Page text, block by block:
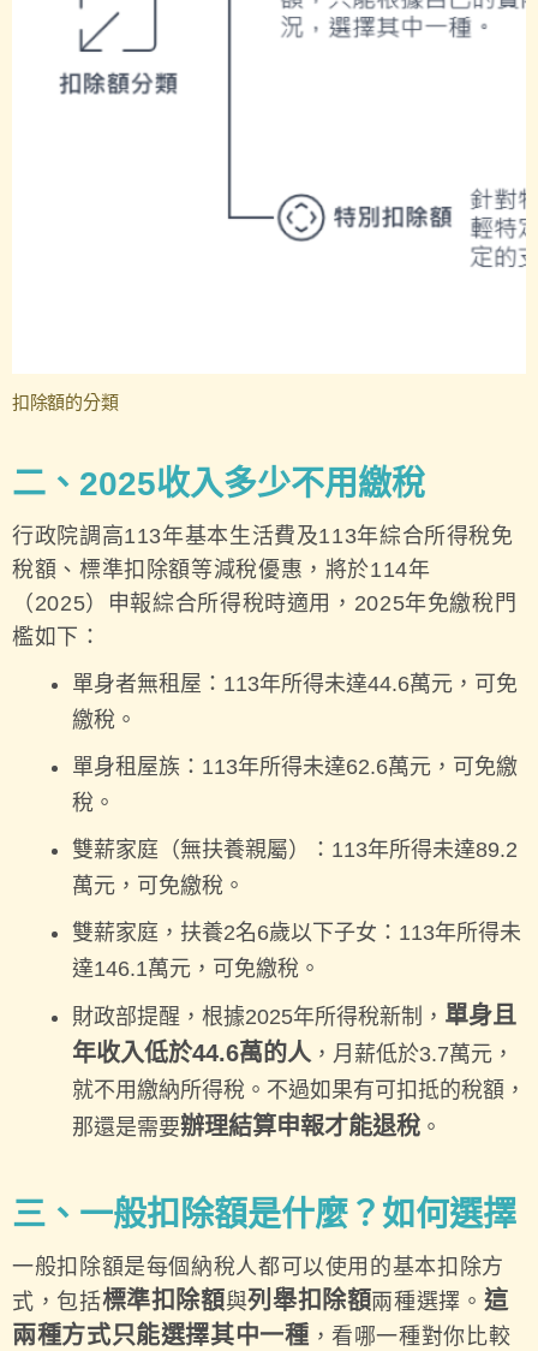
扣除額的分類
二、2025收入多少不用繳稅
行政院調高113年基本生活費及113年綜合所得稅免
稅額、標準扣除額等減稅優惠，將於114年
（2025）申報綜合所得稅時適用，2025年免繳稅門
檻如下：
單身者無租屋：113年所得未達44.6萬元，可免
繳稅。
單身租屋族：113年所得未達62.6萬元，可免繳
稅。
雙薪家庭（無扶養親屬）：113年所得未達89.2
萬元，可免繳稅。
雙薪家庭，扶養2名6歲以下子女：113年所得未
達146.1萬元，可免繳稅。
財政部提醒，根據2025年所得稅新制， 單身且
年收入低於44.6萬的人，月薪低於3.7萬元，
就不用繳納所得稅。不過如果有可扣抵的稅額，
那還是需要辦理結算申報才能退稅 。
三、一般扣除額是什麼？如何選擇
一般扣除額是每個納稅人都可以使用的基本扣除方
式，包括標準扣除額與列舉扣除額兩種選擇。 這
兩種方式只能選擇其中一種 ，看哪一種對你比較